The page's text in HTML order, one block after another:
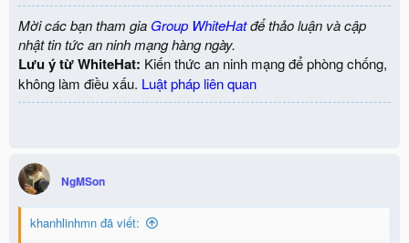
Mời các bạn tham gia Group WhiteHatđể thảo luận và cập
nhật tin tức an ninh mạng hàng ngày.
Lưu ý từ WhiteHat: Kiến thức an ninh mạng để phòng chống,
không làm điều xấu. Luật pháp liên quan
NgMSon
khanhlinhmn đã viết: